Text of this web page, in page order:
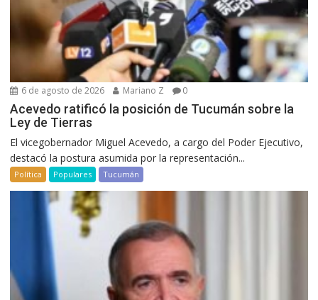
6 de agosto de 2026 Mariano Z 0
Acevedo ratificó la posición de Tucumán sobre la
Ley de Tierras
El vicegobernador Miguel Acevedo, a cargo del Poder Ejecutivo,
destacó la postura asumida por la representación...
Política Populares Tucumán